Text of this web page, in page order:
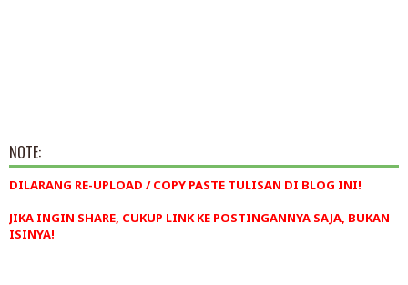
NOTE:
DILARANG RE-UPLOAD / COPY PASTE TULISAN DI BLOG INI!
JIKA INGIN SHARE, CUKUP LINK KE POSTINGANNYA SAJA, BUKAN
ISINYA!